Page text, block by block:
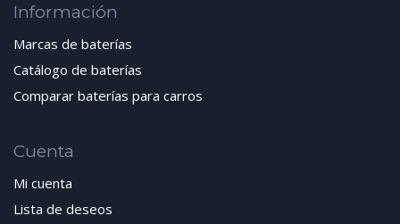
Información
Marcas de baterías
Catálogo de baterías
Comparar baterías para carros
Cuenta
Mi cuenta
Lista de deseos